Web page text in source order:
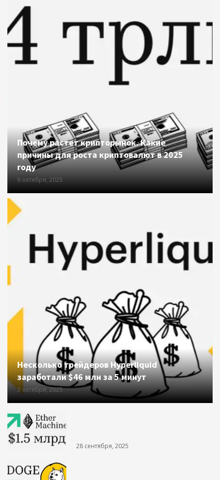
Почему растет крипторынок. Какие
причины для роста криптовалют в 2025
году
6 октября, 2025
Несколько трейдеров Hyperliquid
заработали $46 млн за 5 минут
3 октября, 2025
28 сентября, 2025